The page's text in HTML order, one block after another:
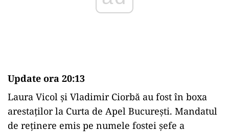
Update ora 20:13
Laura Vicol și Vladimir Ciorbă au fost în boxa
arestaților la Curta de Apel București. Mandatul
de reținere emis pe numele fostei șefe a